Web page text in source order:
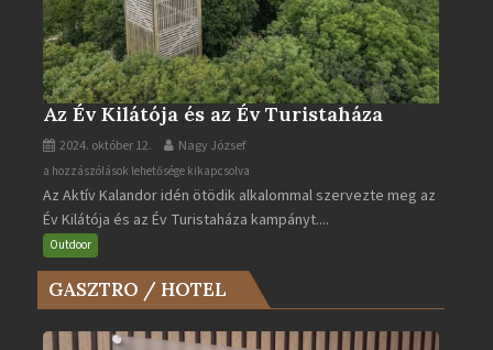
Az Év Kilátója és az Év Turistaháza
2024. október 12. Nagy József
Az
Év
Kilátója
és
az
Év
bejegyzéshez
a hozzászólások lehetősége kikapcsolva
Az Aktív Kalandor idén ötödik alkalommal szervezte meg az
Év Kilátója és az Év Turistaháza kampányt....
Outdoor
GASZTRO / HOTEL